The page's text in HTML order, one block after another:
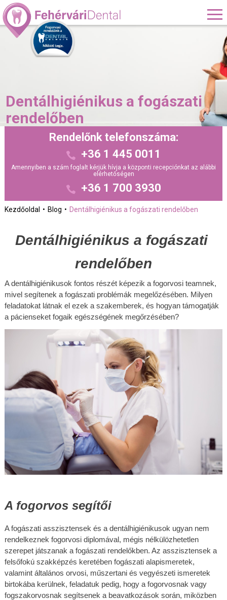
Dentálhigiénikus a fogászati
rendelőben
Rendelőnk telefonszáma:
+36 1 445 0011
Amennyiben a szám foglalt kérjük hívja a központi recepciónkat az alábbi
elérhetőségen
+36 1 700 3930
Kezdőoldal Blog Dentálhigiénikus a fogászati rendelőben
Dentálhigiénikus a fogászati
rendelőben
A dentálhigiénikusok fontos részét képezik a fogorvosi teamnek,
mivel segítenek a fogászati problémák megelőzésében. Milyen
feladatokat látnak el ezek a szakemberek, és hogyan támogatják
a pácienseket fogaik egészségének megőrzésében?
A fogorvos segítői
A fogászati asszisztensek és a dentálhigiénikusok ugyan nem
rendelkeznek fogorvosi diplomával, mégis nélkülözhetetlen
szerepet játszanak a fogászati rendelőkben. Az asszisztensek a
felsőfokú szakképzés keretében fogászati alapismeretek,
valamint általános orvosi, műszertani és vegyészeti ismeretek
birtokába kerülnek, feladatuk pedig, hogy a fogorvosnak vagy
fogszakorvosnak segítsenek a beavatkozások során, miközben